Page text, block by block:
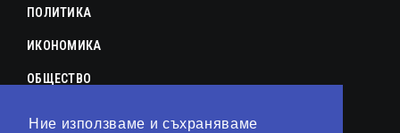
Ние използваме и съхраняваме
ПОЛИТИКА
ИКОНОМИКА
ОБЩЕСТВО